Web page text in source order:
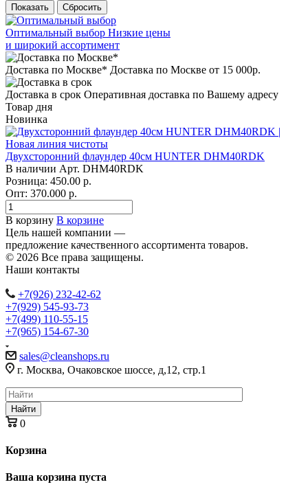
Сбросить
Оптимальный выбор Низкие цены
и широкий ассортимент
Доставка по Москве* Доставка по Москве от 15 000р.
Доставка в срок Оперативная доставка по Вашему адресу
Товар дня
Новинка
Двухсторонний флаундер 40см HUNTER DHM40RDK
В наличии Арт. DHM40RDK
Розница: 450.00 р.
Опт: 370.000 р.
В корзину В корзине
Цель нашей компании —
предложение качественного ассортимента товаров.
© 2026 Все права защищены.
Наши контакты
+7(926) 232-42-62
+7(929) 545-93-73
+7(499) 110-55-15
+7(965) 154-67-30
sales@cleanshops.ru
г. Москва, Очаковское шоссе, д,12, стр.1
Найти
0
Корзина
Ваша корзина пуста